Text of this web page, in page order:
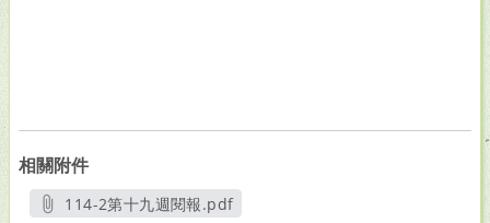
相關附件
114-2第十九週閱報.pdf